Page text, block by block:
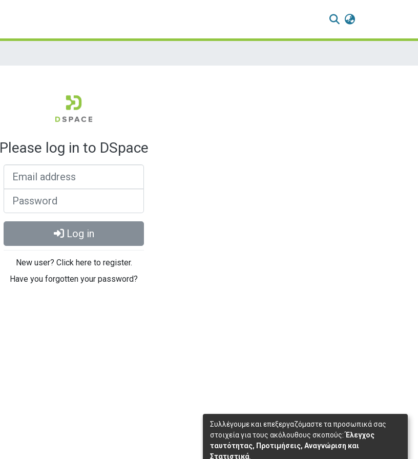
Please log in to DSpace
Log in
New user? Click here to register.
Have you forgotten your password?
Συλλέγουμε και επεξεργαζόμαστε τα προσωπικά σας
στοιχεία για τους ακόλουθους σκοπούς:Έλεγχος
ταυτότητας, Προτιμήσεις, Αναγνώριση και
Στατιστικά